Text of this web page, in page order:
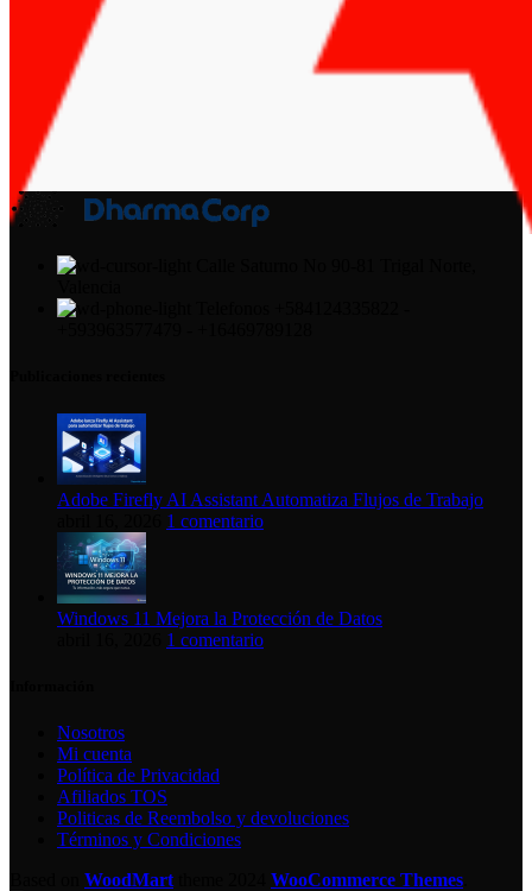
Adobe Firefly AI Assistant Automatiza Flujos de Trabajo
1 comentario
Windows 11 Mejora la Protección de Datos
1 comentario
Nosotros
Mi cuenta
Política de Privacidad
Afiliados TOS
Politicas de Reembolso y devoluciones
Términos y Condiciones
WoodMart WooCommerce Themes